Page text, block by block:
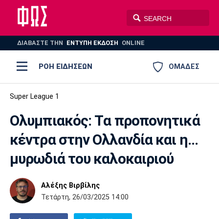
ΔΙΑΒΑΣΤΕ THN ΕΝΤΥΠΗ ΕΚΔΟΣΗ ONLINE
ΟΜΑΔΕΣ
ΡΟΗ ΕΙΔΗΣΕΩΝ
ΠΟΔΟΣΦΑΙΡΟ
ΠΟΛΟ
AUTO-MOTO PLUS
Ποδόσφαιρο
Super League 1
Super League 2
Γ Εθνική
Ελλάδα
Μπάσκετ
Ελλάδα
Εθνική
EuroLeague
Ολυμπιακοί Αγώνες
Βόλεϊ
Πόλο
Ολυμπιακός ΑΕΚ ΠΑΟΚ
Παναθηναϊκός Ατρόμητος
Super League 1
Ολυμπιακός: Tα προπονητικά
κέντρα στην Ολλανδία και η...
μυρωδιά του καλοκαιριού
Αλέξης Βιρβίλης
Τετάρτη, 26/03/2025 14:00